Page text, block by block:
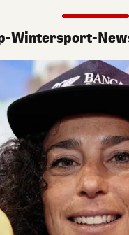
Wintersport-